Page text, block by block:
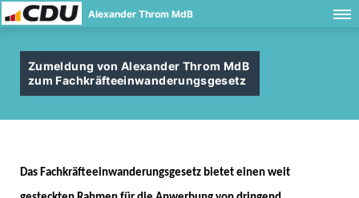
Alexander Throm MdB
Zumeldung von Alexander Throm MdB
zum Fachkräfteeinwanderungsgesetz
Das Fachkräfteeinwanderungsgesetz bietet einen weit